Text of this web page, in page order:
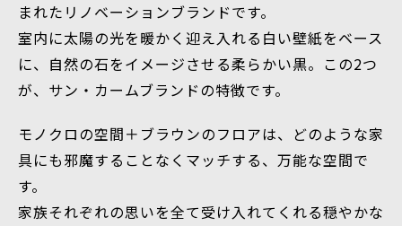
まれたリノベーションブランドです。
室内に太陽の光を暖かく迎え入れる白い壁紙をベース
に、 自然の石をイメージさせる柔らかい黒。 この2つ
が、サン・カームブランドの特徴です。
モノクロの空間＋ブラウンのフロアは、どのような家
具にも邪魔することなくマッチする、万能な空間で
す。
家族それぞれの思いを全て受け入れてくれる穏やかな